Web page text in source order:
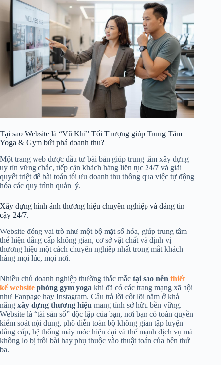
Tại sao Website là “Vũ Khí” Tối Thượng giúp Trung Tâm
Yoga & Gym bứt phá doanh thu?
Một trang web được đầu tư bài bản giúp trung tâm xây dựng
uy tín vững chắc, tiếp cận khách hàng liên tục 24/7 và giải
quyết triệt để bài toán tối ưu doanh thu thông qua việc tự động
hóa các quy trình quản lý.
Xây dựng hình ảnh thương hiệu chuyên nghiệp và đáng tin
cậy 24/7.
Website đóng vai trò như một bộ mặt số hóa, giúp trung tâm
thể hiện đẳng cấp không gian, cơ sở vật chất và định vị
thương hiệu một cách chuyên nghiệp nhất trong mắt khách
hàng mọi lúc, mọi nơi.
Nhiều chủ doanh nghiệp thường thắc mắc tại sao nên thiết
kế website phòng gym yoga khi đã có các trang mạng xã hội
như Fanpage hay Instagram. Câu trả lời cốt lõi nằm ở khả
năng xây dựng thương hiệu mang tính sở hữu bền vững.
Website là “tài sản số” độc lập của bạn, nơi bạn có toàn quyền
kiểm soát nội dung, phô diễn toàn bộ không gian tập luyện
đẳng cấp, hệ thống máy móc hiện đại và thế mạnh dịch vụ mà
không lo bị trôi bài hay phụ thuộc vào thuật toán của bên thứ
ba.